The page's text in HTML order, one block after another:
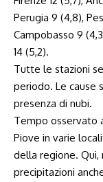
Perugia 9 (4,8),
Campobasso 9
14 (5,2).
Tutte le stazioni
periodo. Le cause
presenza di nubi.
Tempo osservato
Piove in varie
della regione.
precipitazioni